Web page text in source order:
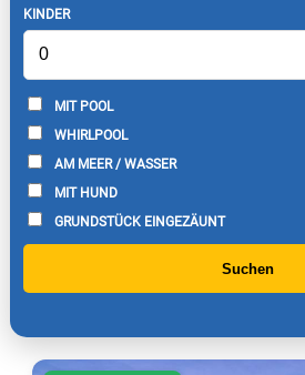
KINDER
MIT POOL
WHIRLPOOL
AM MEER / WASSER
MIT HUND
GRUNDSTÜCK EINGEZÄUNT
Suchen